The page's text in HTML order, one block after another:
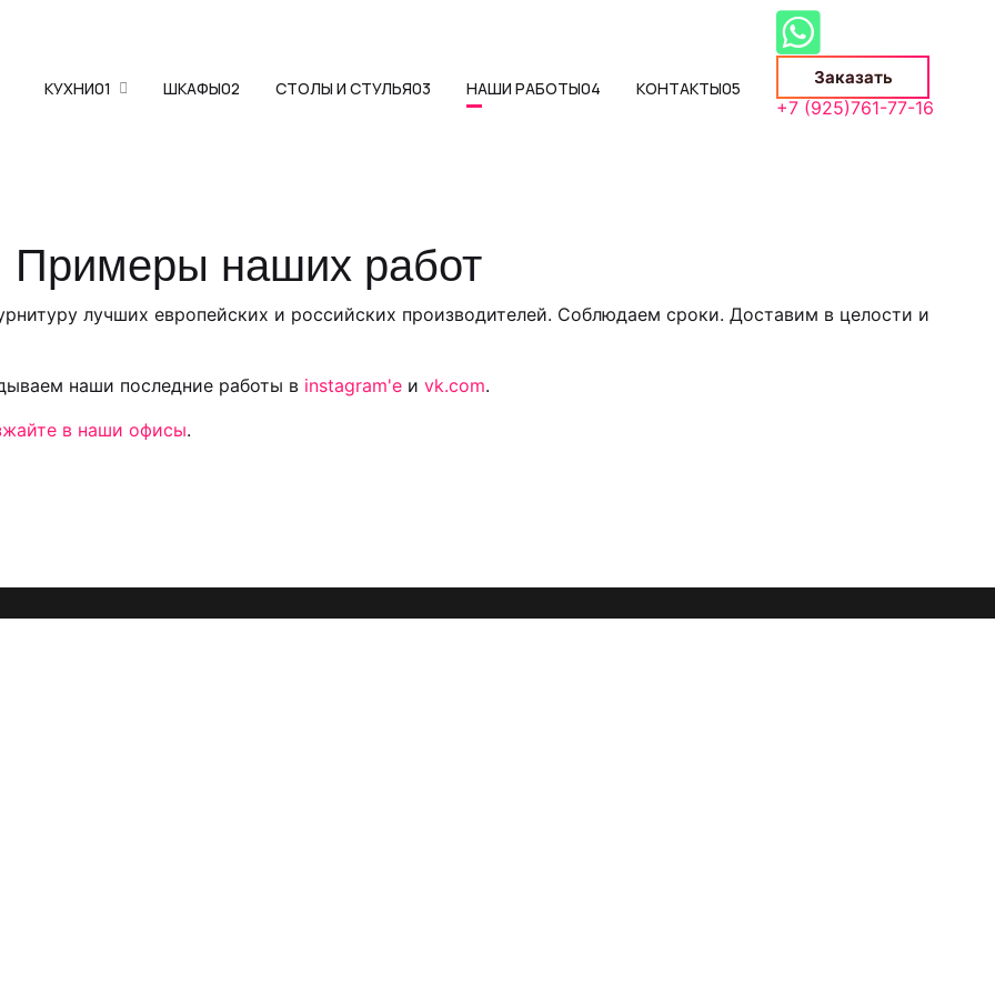
Заказать
+7 (925)761-77-16
КУХНИ01 ШКАФЫ02 СТОЛЫ И СТУЛЬЯ03 НАШИ РАБОТЫ04 КОНТАКТЫ05
Примеры наших работ
лучших европейских и российских производителей. Соблюдаем сроки. Доставим в целости и
наши последние работы в instagram'е и vk.com.
в наши офисы.